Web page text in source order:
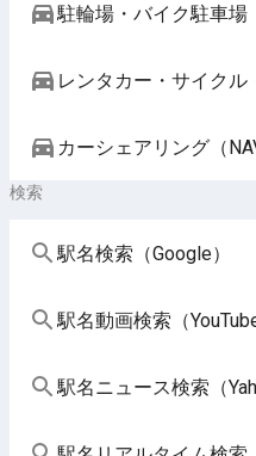
駐輪場・バイク駐車場
レンタカー・サイクル
カーシェアリング（
検索
駅名検索（Google）
駅名動画検索（YouTube
駅名ニュース検索（